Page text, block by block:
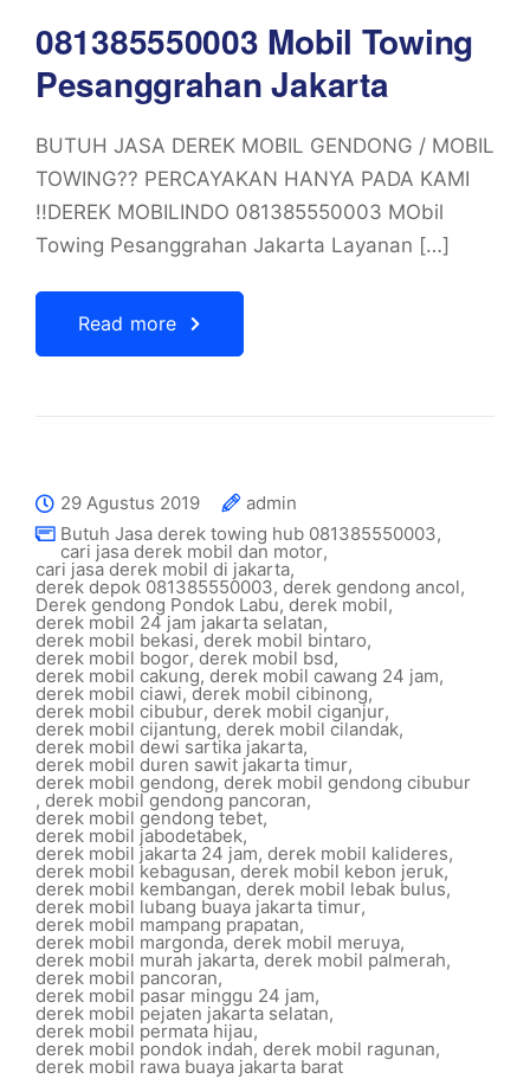
081385550003 Mobil Towing
Pesanggrahan Jakarta
BUTUH JASA DEREK MOBIL GENDONG / MOBIL
TOWING?? PERCAYAKAN HANYA PADA KAMI
!!DEREK MOBILINDO 081385550003 MObil
Towing Pesanggrahan Jakarta Layanan […]
Read more
29 Agustus 2019
admin
Butuh Jasa derek towing hub 081385550003,
cari jasa derek mobil dan motor,
cari jasa derek mobil di jakarta,
derek depok 081385550003, derek gendong ancol,
Derek gendong Pondok Labu, derek mobil,
derek mobil 24 jam jakarta selatan,
derek mobil bekasi,derek mobil bintaro,
derek mobil bogor,derek mobil bsd,
derek mobil cakung, derek mobil cawang 24 jam,
derek mobil ciawi, derek mobil cibinong,
derek mobil cibubur, derek mobil ciganjur,
derek mobil cijantung, derek mobil cilandak,
derek mobil dewi sartika jakarta,
derek mobil duren sawit jakarta timur,
derek mobil gendong, derek mobil gendong cibubur
, derek mobil gendong pancoran,
derek mobil gendong tebet,
derek mobil jabodetabek,
derek mobil jakarta 24 jam, derek mobil kalideres,
derek mobil kebagusan, derek mobil kebon jeruk,
derek mobil kembangan, derek mobil lebak bulus,
derek mobil lubang buaya jakarta timur,
derek mobil mampang prapatan,
derek mobil margonda,derek mobil meruya,
derek mobil murah jakarta, derek mobil palmerah,
derek mobil pancoran,
derek mobil pasar minggu 24 jam,
derek mobil pejaten jakarta selatan,
derek mobil permata hijau,
derek mobil pondok indah, derek mobil ragunan,
derek mobil rawa buaya jakarta barat